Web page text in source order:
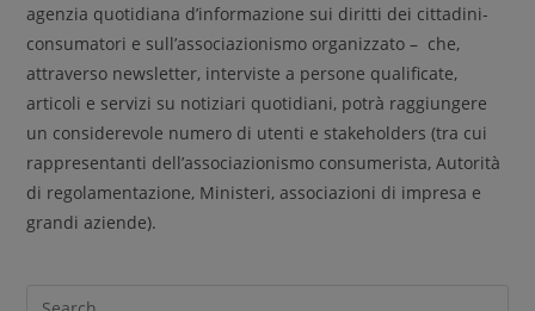
agenzia quotidiana d’informazione sui diritti dei cittadini-
consumatori e sull’associazionismo organizzato – che,
attraverso newsletter, interviste a persone qualificate,
articoli e servizi su notiziari quotidiani, potrà raggiungere
un considerevole numero di utenti e stakeholders (tra cui
rappresentanti dell’associazionismo consumerista, Autorità
di regolamentazione, Ministeri, associazioni di impresa e
grandi aziende).